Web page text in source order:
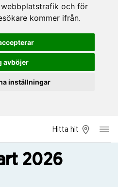
och för
kommer ifrån.
avböjer
inställningar
Hitta hit
2026